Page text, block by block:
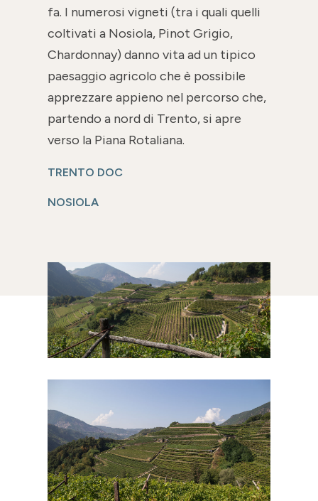
fa. I numerosi vigneti (tra i quali quelli
coltivati a Nosiola, Pinot Grigio,
Chardonnay) danno vita ad un tipico
paesaggio agricolo che è possibile
apprezzare appieno nel percorso che,
partendo a nord di Trento, si apre
verso la Piana Rotaliana.
TRENTO DOC
NOSIOLA